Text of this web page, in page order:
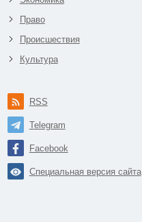
Право
Происшествия
Культура
RSS
Telegram
Facebook
Специальная версия сайта